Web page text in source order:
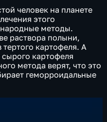
человек на планете
этого
методы.
раствора полыни,
картофеля. А
картофеля
метода верят, что это
геморроидальные